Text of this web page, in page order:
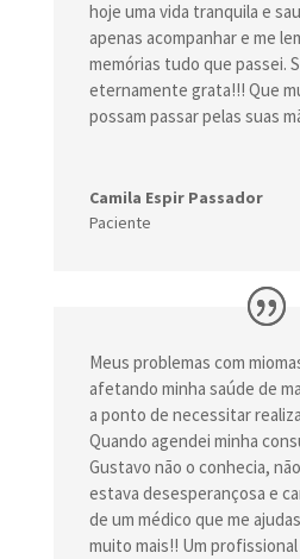
hoje uma vida tranquila e
apenas acompanhar e me
memórias tudo que passei.
eternamente grata!!! Que
possam passar pelas suas
Camila Espir Passador
Paciente
Meus problemas com
afetando minha saúde de
a ponto de necessitar
Quando agendei minha
Gustavo não o conhecia,
estava desesperançosa e
de um médico que me
muito mais!! Um